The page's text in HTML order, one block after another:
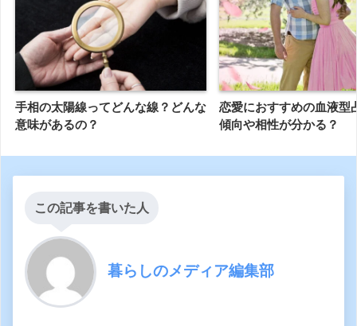
手相の太陽線ってどんな線？どんな
意味があるの？
恋愛におすすめの血液型
傾向や相性が分かる？
この記事を書いた人
暮らしのメディア編集部